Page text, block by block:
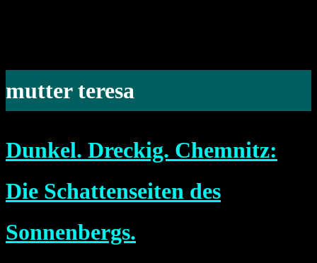
mutter teresa
Dunkel. Dreckig. Chemnitz:
Die Schattenseiten des
Sonnenbergs.